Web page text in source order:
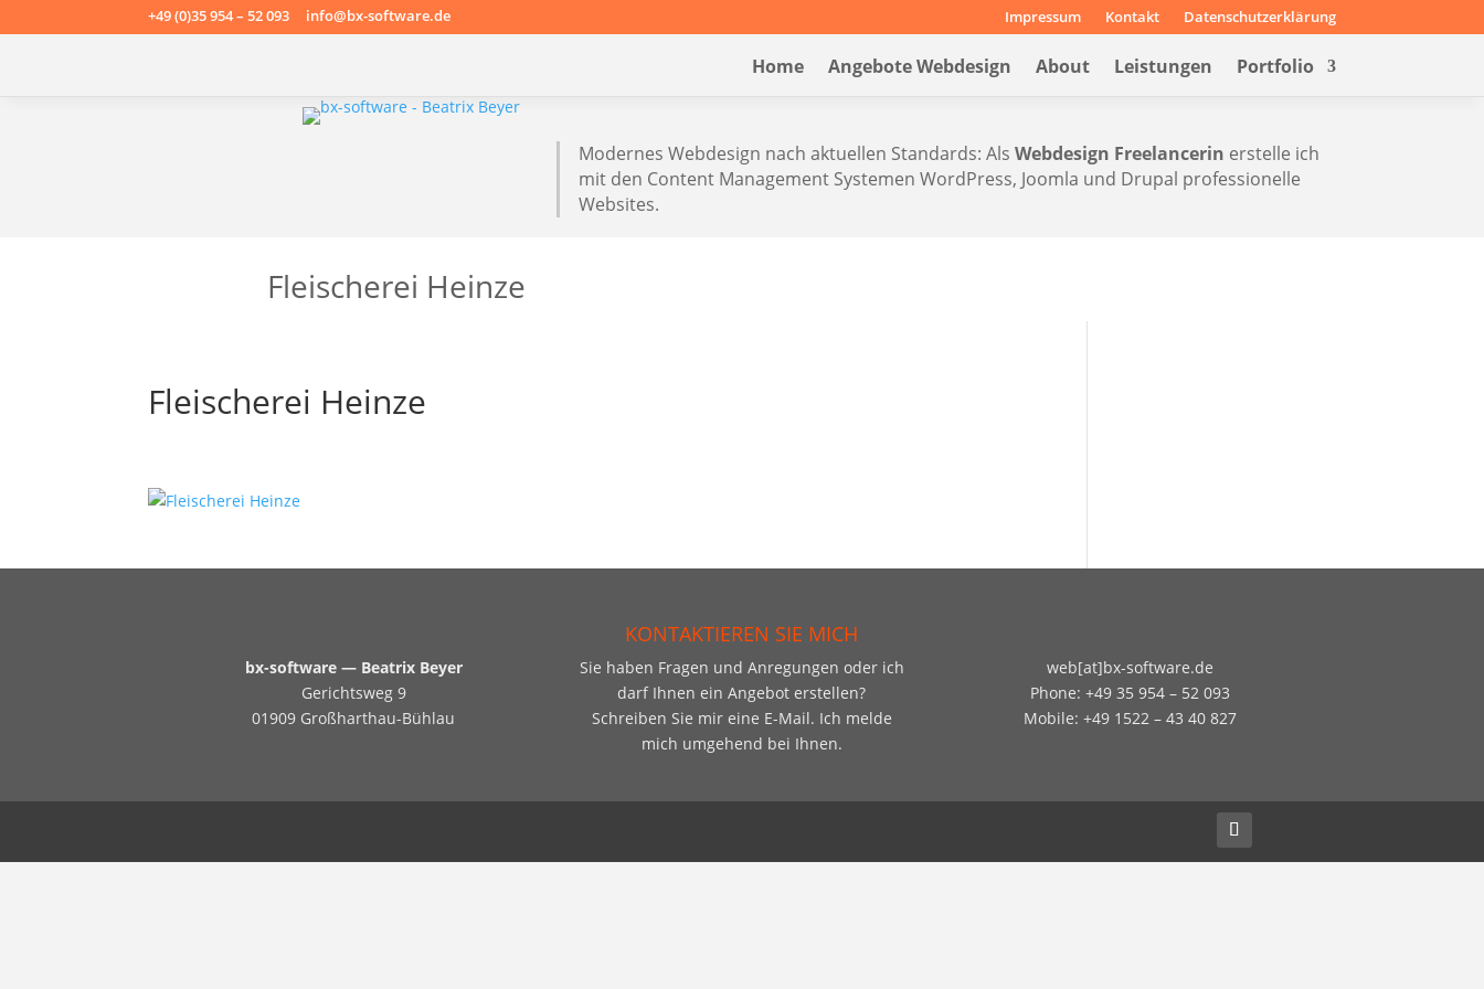
+49 (0)35 954 – 52 093 info@bx-software.de Impressum Kontakt Datenschutzerklärung
Home Angebote Webdesign About Leistungen Portfolio
Modernes Webdesign nach aktuellen Standards: Als Webdesign Freelancerin erstelle ich
mit den Content Management Systemen WordPress, Joomla und Drupal professionelle
Websites.
Fleischerei Heinze
Fleischerei Heinze
bx-software — Beatrix Beyer
Gerichtsweg 9
01909 Großharthau-Bühlau
KONTAKTIEREN SIE MICH
Sie haben Fragen und Anregungen oder ich
darf Ihnen ein Angebot erstellen?
Schreiben Sie mir eine E-Mail. Ich melde
mich umgehend bei Ihnen.
web[at]bx-software.de
Phone: +49 35 954 – 52 093
Mobile: +49 1522 – 43 40 827